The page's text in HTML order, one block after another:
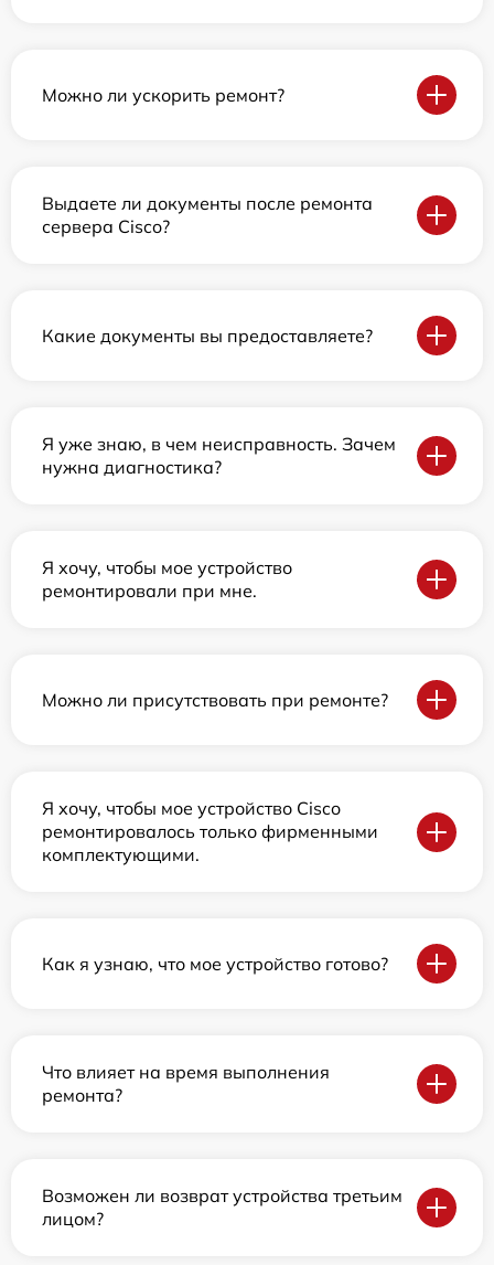
Можно ли ускорить ремонт?
Выдаете ли документы после ремонта
сервера Cisco?
Какие документы вы предоставляете?
Я уже знаю, в чем неисправность. Зачем
нужна диагностика?
Я хочу, чтобы мое устройство
ремонтировали при мне.
Можно ли присутствовать при ремонте?
Я хочу, чтобы мое устройство Cisco
ремонтировалось только фирменными
комплектующими.
Как я узнаю, что мое устройство готово?
Что влияет на время выполнения
ремонта?
Возможен ли возврат устройства третьим
лицом?